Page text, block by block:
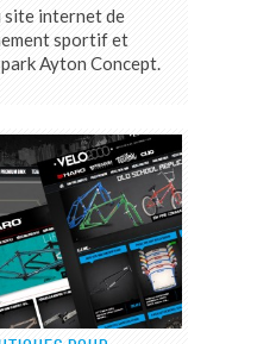
site internet de
sportif et
Ayton Concept.